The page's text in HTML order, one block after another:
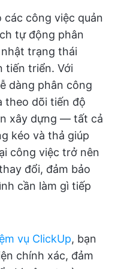
các công việc quản
tự động phân
trạng thái
tiến triển. Với
dàng phân công
theo dõi tiến độ
xây dựng — tất cả
kéo và thả giúp
công việc trở nên
đổi, đảm bảo
cần làm gì tiếp
vụ ClickUp, bạn
chính xác, đảm